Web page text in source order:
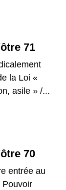
71
la Loi «
asile » /...
70
entrée au
Pouvoir